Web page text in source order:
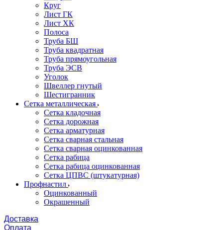
Круг
Лист ГК
Лист ХК
Полоса
Труба БШ
Труба квадратная
Труба прямоугольная
Труба ЭСВ
Уголок
Швеллер гнутый
Шестигранник
Сетка металлическая
Сетка кладочная
Сетка дорожная
Сетка арматурная
Сетка сварная стальная
Сетка сварная оцинкованная
Сетка рабица
Сетка рабица оцинкованная
Сетка ЦПВС (штукатурная)
Профнастил
Оцинкованный
Окрашенный
Доставка
Оплата